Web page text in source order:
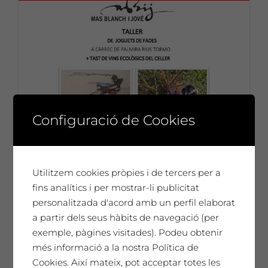
Configuració de Cookies
Utilitzem cookies pròpies i de tercers per a
fins analítics i per mostrar-li publicitat
personalitzada d'acord amb un perfil elaborat
a partir dels seus hàbits de navegació (per
exemple, pàgines visitades). Podeu obtenir
més informació a la nostra Política de
Cookies. Així mateix, pot acceptar totes les